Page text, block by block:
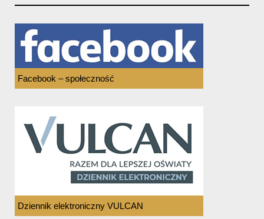
Facebook – społeczność
Dziennik elektroniczny VULCAN